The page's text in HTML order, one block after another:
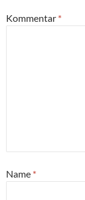
Kommentar *
Name *